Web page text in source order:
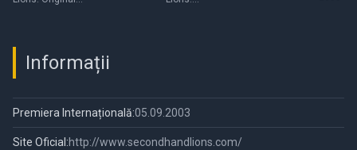
Informații
Premiera Internațională:05.09.2003
Site Oficial:http://www.secondhandlions.com/